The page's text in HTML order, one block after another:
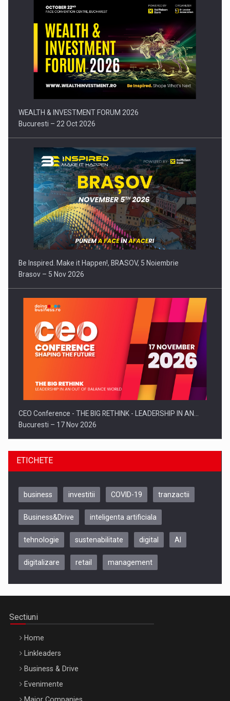
Comunicat de presa: Joburile part-time reincep sa intre pe…
WEALTH & INVESTMENT FORUM 2026
Bucuresti – 22 Oct 2026
Be Inspired. Make it Happen!, BRASOV, 5 Noiembrie
Brasov – 5 Nov 2026
CEO Conference - THE BIG RETHINK - LEADERSHIP IN AN…
Bucuresti – 17 Nov 2026
Be Inspired. Make it Happen!, CLUJ, 9 Decembrie
ETICHETE
business investitii COVID-19 tranzactii
Business&Drive inteligenta artificiala
tehnologie sustenabilitate digital AI
digitalizare retail management
Sectiuni
Home
Linkleaders
Business & Drive
Evenimente
Major Companies